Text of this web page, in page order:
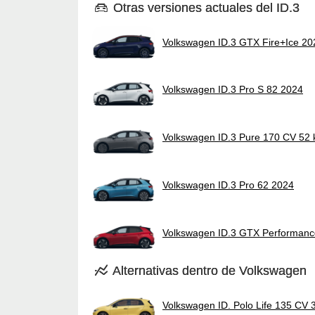
Otras versiones actuales del ID.3
Volkswagen ID.3 GTX Fire+Ice
Volkswagen ID.3 Pro S 82 2024
Volkswagen ID.3 Pure 170 CV 52
Volkswagen ID.3 Pro 62 2024
Volkswagen ID.3 GTX
Alternativas dentro de Volkswagen
Volkswagen ID. Polo Life 135 CV